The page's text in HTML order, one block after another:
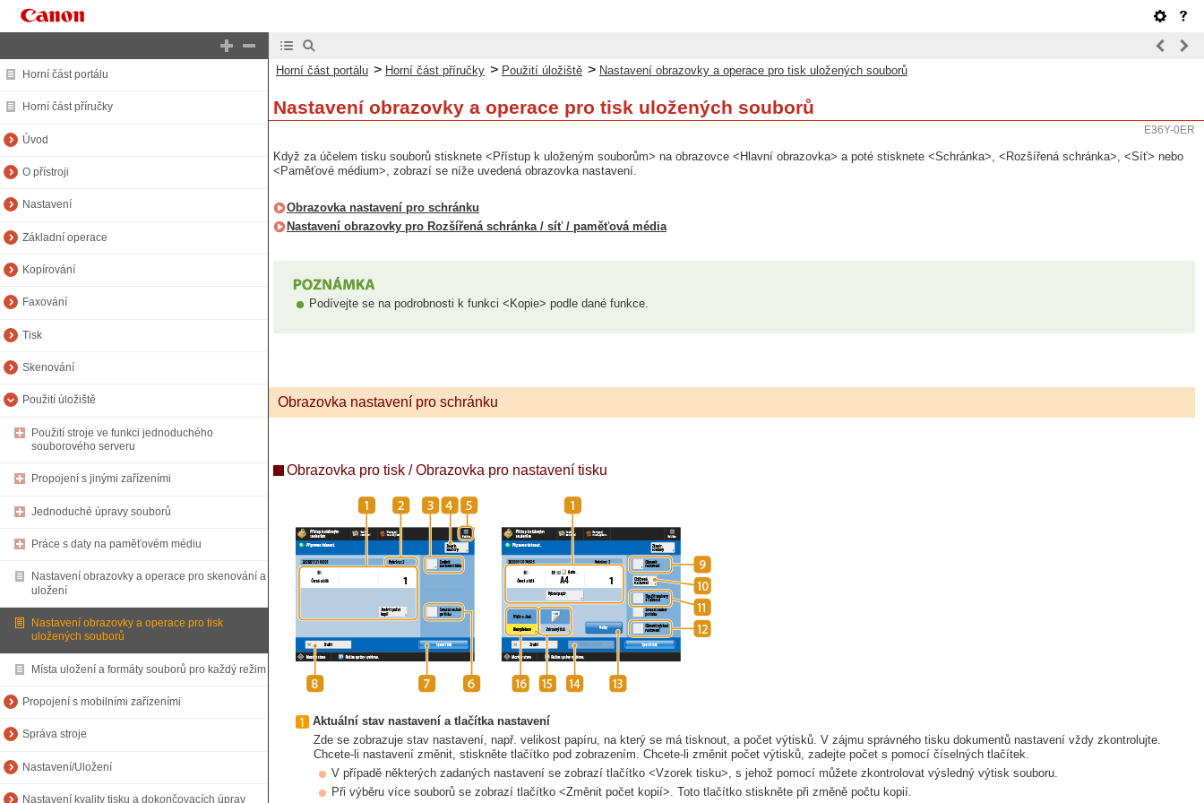
Horní část portálu
Horní část příručky
Úvod
O přístroji
Nastavení
Základní operace
Kopírování
Faxování
Tisk
Skenování
Použití úložiště
Použití stroje ve funkci jednoduchého
souborového serveru
Propojení s jinými zařízeními
Jednoduché úpravy souborů
Práce s daty na paměťovém médiu
Nastavení obrazovky a operace pro skenování a
uložení
Nastavení obrazovky a operace pro tisk
uložených souborů
Místa uložení a formáty souborů pro každý režim
Propojení s mobilními zařízeními
Správa stroje
Nastavení/Uložení
Nastavení kvality tisku a dokončovacích úprav
Horní část portálu > Horní část příručky > Použití úložiště > Nastavení obrazovky a operace pro tisk uložených souborů
Nastavení obrazovky a operace pro tisk uložených souborů
E36Y-0ER
Když za účelem tisku souborů stisknete <Přístup k uloženým souborům> na obrazovce <Hlavní obrazovka> a poté stisknete <Schránka>, <Rozšířená schránka>, <Síť> nebo
<Paměťové médium>, zobrazí se níže uvedená obrazovka nastavení.
Obrazovka nastavení pro schránku
Nastavení obrazovky pro Rozšířená schránka / síť / paměťová média
Podívejte se na podrobnosti k funkci <Kopie> podle dané funkce.
Obrazovka nastavení pro schránku
Obrazovka pro tisk / Obrazovka pro nastavení tisku
Aktuální stav nastavení a tlačítka nastavení
Zde se zobrazuje stav nastavení, např. velikost papíru, na který se má tisknout, a počet výtisků. V zájmu správného tisku dokumentů nastavení vždy zkontrolujte.
Chcete-li nastavení změnit, stiskněte tlačítko pod zobrazením. Chcete-li změnit počet výtisků, zadejte počet s pomocí číselných tlačítek.
V případě některých zadaných nastavení se zobrazí tlačítko <Vzorek tisku>, s jehož pomocí můžete zkontrolovat výsledný výtisk souboru.
Při výběru více souborů se zobrazí tlačítko <Změnit počet kopií>. Toto tlačítko stiskněte při změně počtu kopií.